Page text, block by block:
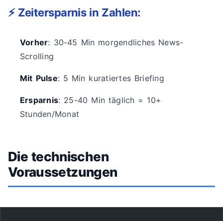
⚡ Zeitersparnis in Zahlen:
Vorher: 30-45 Min morgendliches News-
Scrolling
Mit Pulse: 5 Min kuratiertes Briefing
Ersparnis: 25-40 Min täglich = 10+
Stunden/Monat
Die technischen
Voraussetzungen